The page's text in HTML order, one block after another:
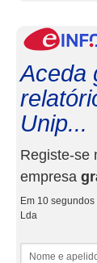
Aceda
Unip...
Registe-se
empresa
Em 10
Lda